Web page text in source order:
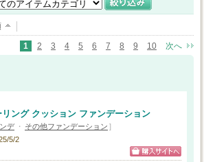
1 2 3 4 5 6 7 8 9 10 次へ
ング クッション ファンデーション
デ ・ その他ファンデーション ]
5/2